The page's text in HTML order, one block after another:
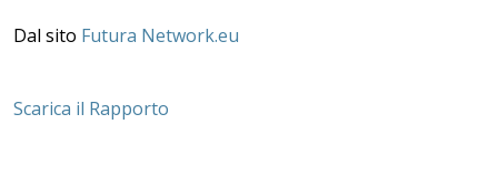
Dal sito Futura Network.eu
Scarica il Rapporto